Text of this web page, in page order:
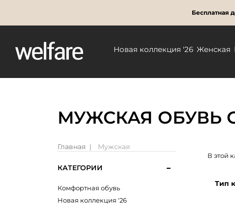
Бесплатная
Новая коллекция '26 Женская
МУЖСКАЯ ОБУВЬ
Главная Мужская
КАТЕГОРИИ
Комфортная обувь
Новая коллекция '26
В этой
Тип